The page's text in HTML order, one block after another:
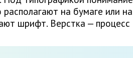
на бумаге или на
шрифт. Верстка — процесс